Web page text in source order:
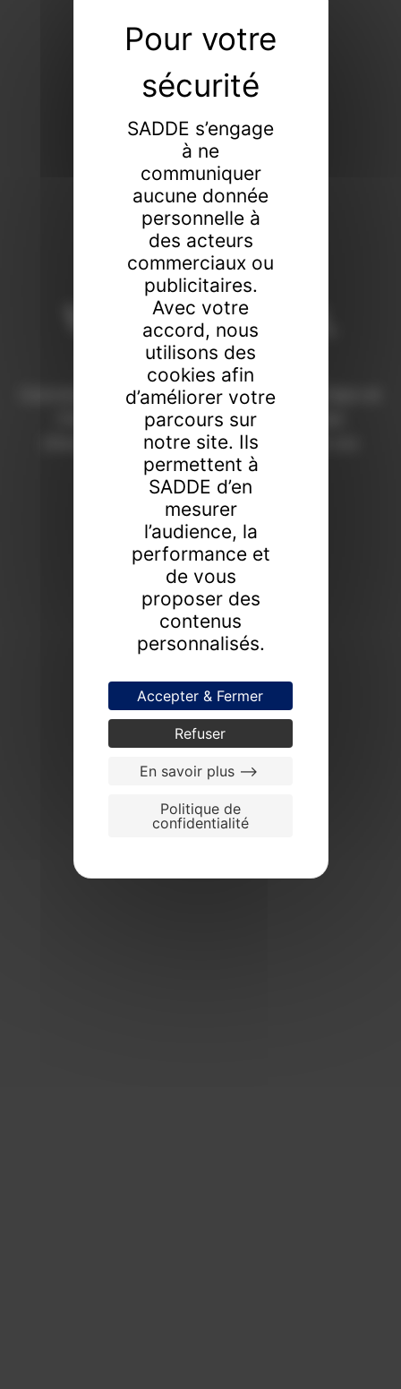
Vendeur de tout,
faiseur de rien
Commissaires-priseurs de père en fils à Dijon et
Chaumont depuis 1908. Une expertise
d’excellence pour révéler la valeur de vos
collections.
FAIRE ESTIMER UN BIEN
PROCHAINES VENTES
SADDE s’engage
à ne
communiquer
aucune donnée
personnelle à
des acteurs
commerciaux ou
publicitaires.
Avec votre
accord, nous
utilisons des
cookies afin
d’améliorer votre
parcours sur
notre site. Ils
permettent à
SADDE d’en
mesurer
l’audience, la
performance et
de vous
proposer des
contenus
personnalisés.
Accepter & Fermer
Refuser
En savoir plus -->
Politique de
confidentialité